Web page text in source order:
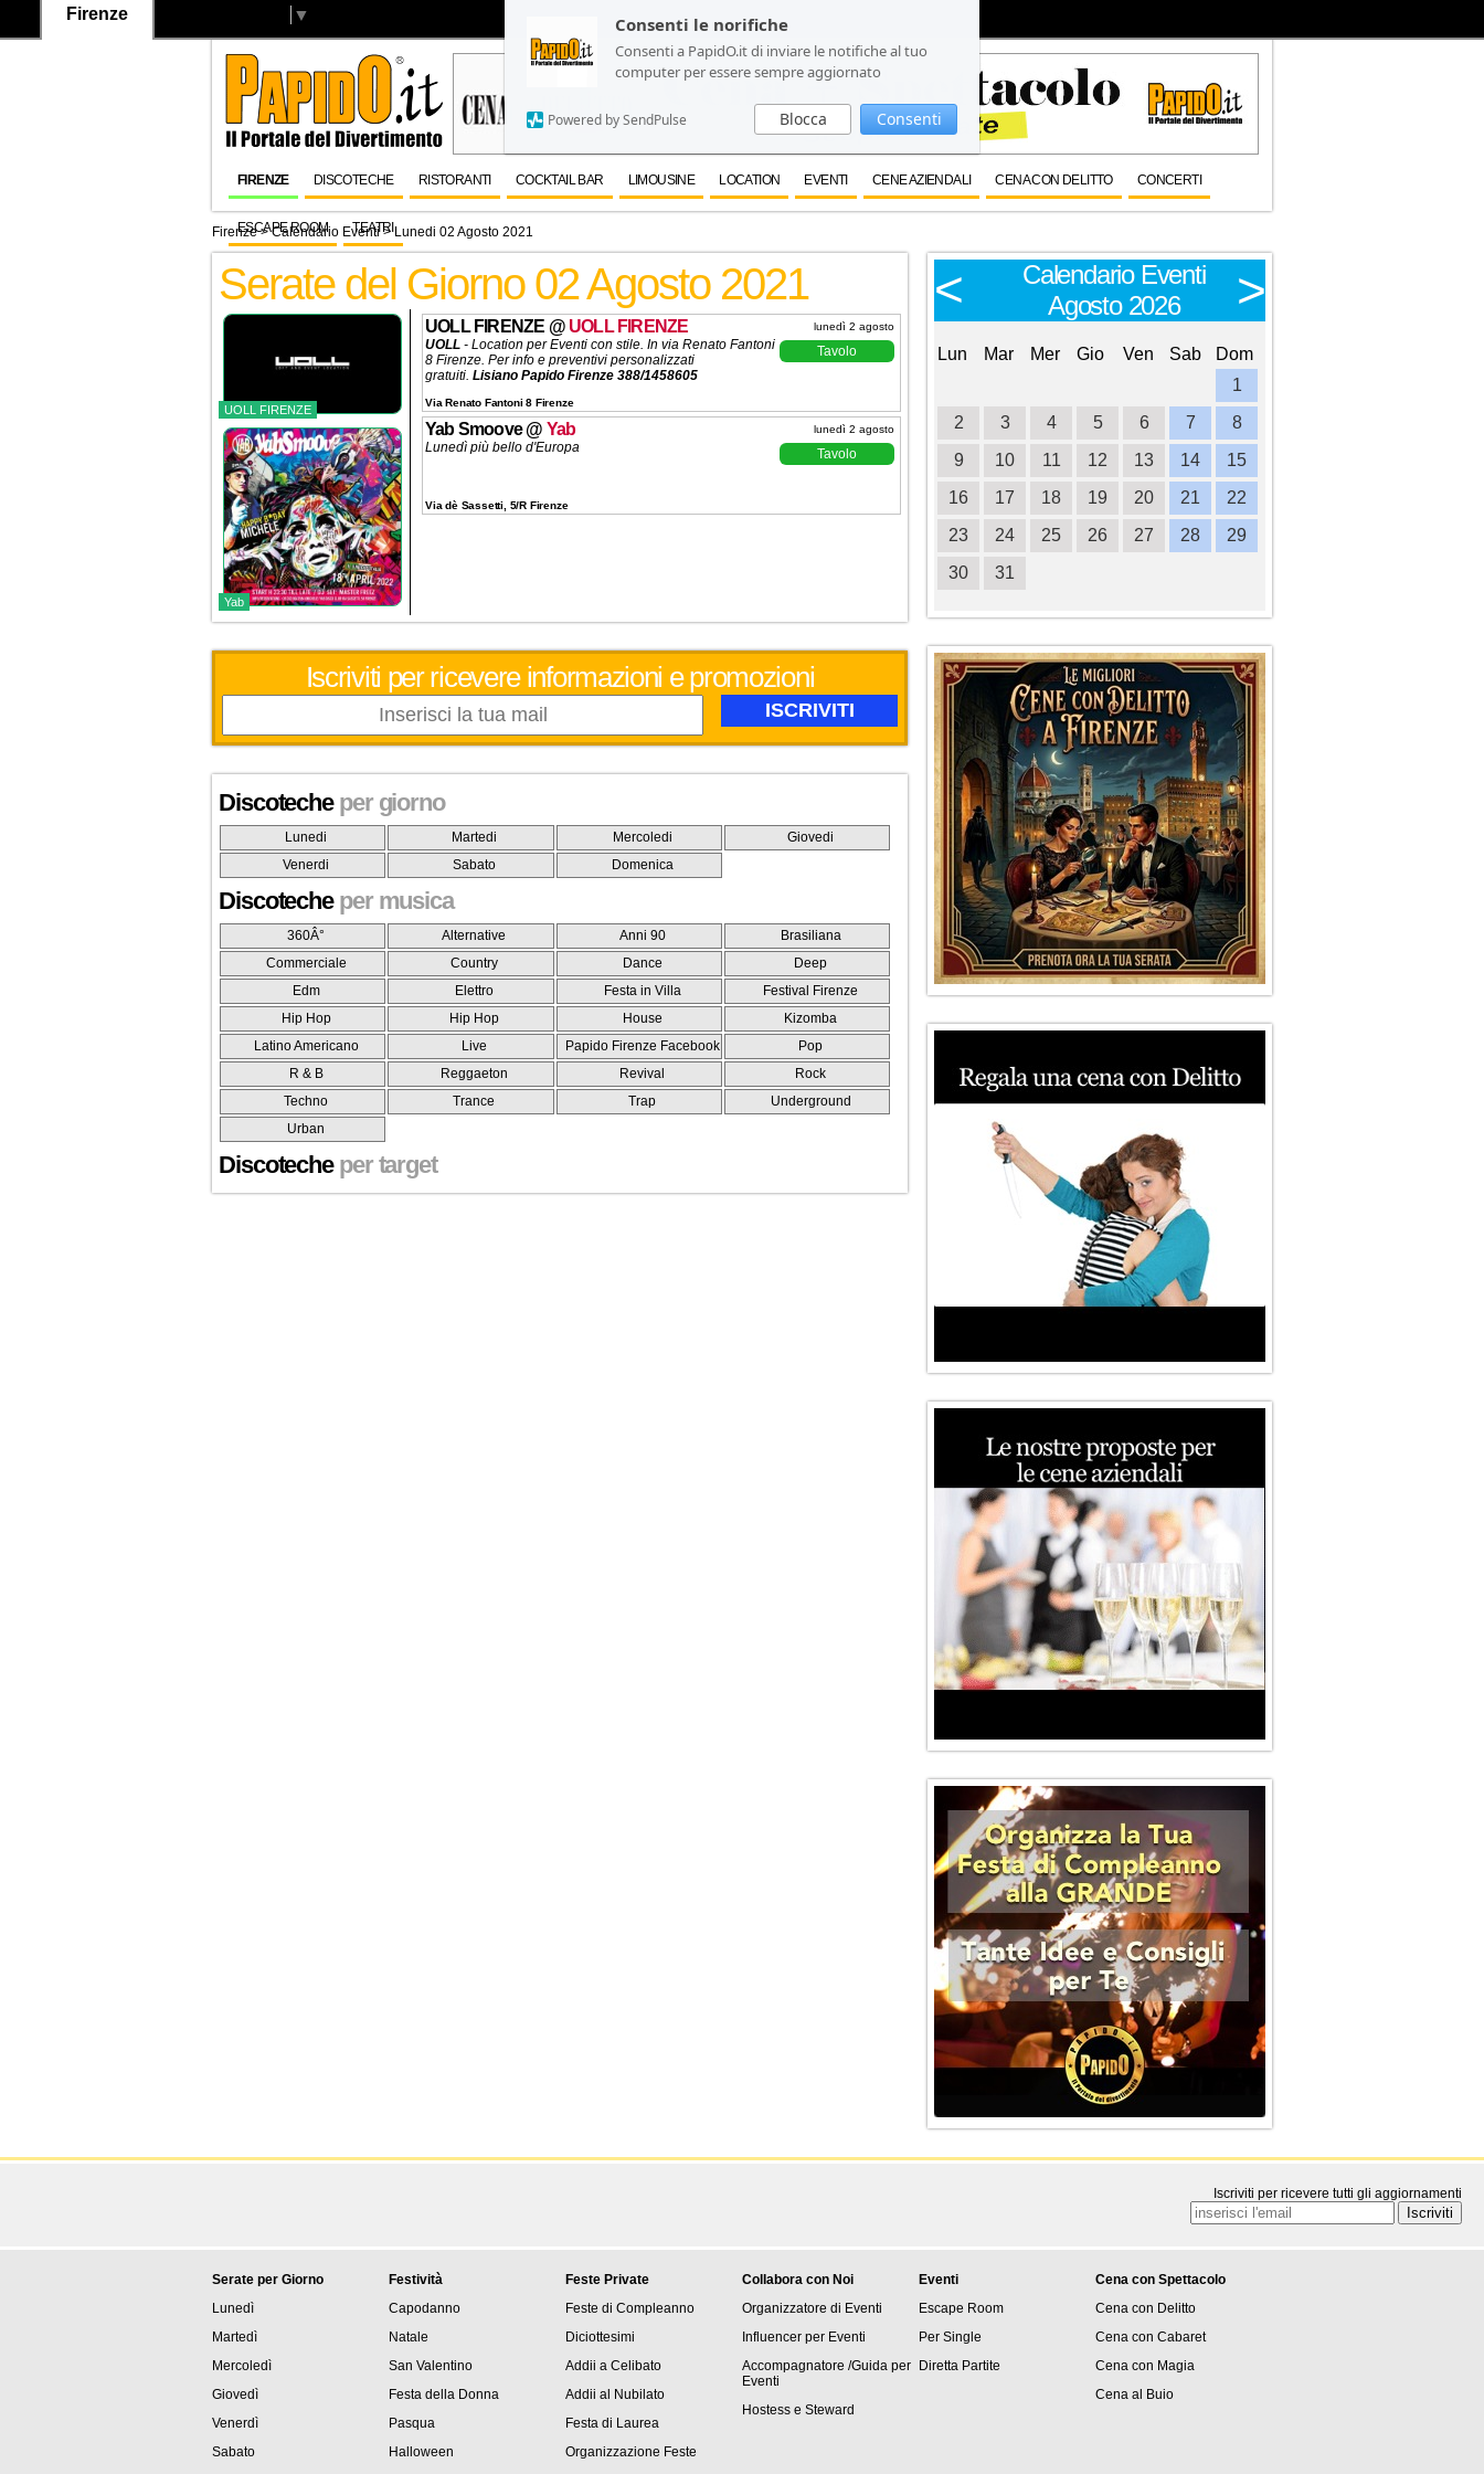
Consenti le norifiche
Consenti a PapidO.it di inviare le notifiche al tuo
computer per essere sempre aggiornato
Blocca Consenti
Powered by SendPulse
Consenti le norifiche
Consenti a PapidO.it di inviare le notifiche al tuo
computer per essere sempre aggiornato
Blocca Consenti
Powered by SendPulse
Firenze ▼
FIRENZE DISCOTECHE RISTORANTI COCKTAIL BAR LIMOUSINE LOCATION EVENTI CENE AZIENDALI CENA CON DELITTO CONCERTI
ESCAPE ROOM TEATRI
Firenze>Calendario Eventi> Lunedi 02 Agosto 2021
Serate del Giorno 02 Agosto 2021
UOLL FIRENZE
Yab
lunedì 2 agosto
UOLL FIRENZE @ UOLL FIRENZE
UOLL - Location per Eventi con stile. In via Renato Fantoni
8 Firenze. Per info e preventivi personalizzati
gratuiti. Lisiano Papido Firenze 388/1458605
Tavolo
Via Renato Fantoni 8 Firenze
lunedì 2 agosto
Yab Smoove@ Yab
Lunedì più bello d'Europa Tavolo
Via dè Sassetti, 5/R Firenze
Iscriviti per ricevere informazioni e promozioni
Discoteche per giorno
Lunedi Martedi Mercoledi
Giovedi
Venerdi
Sabato Domenica
Discoteche per musica
360Â° Alternative Anni 90
Brasiliana
Commerciale
Country Dance
Deep
Edm
Elettro Festa in Villa
Festival Firenze
Hip Hop
Hip Hop House
Kizomba
Latino Americano
Live Papido Firenze Facebook
Pop
R & B
Reggaeton Revival
Rock
Techno
Trance Trap
Underground
Urban
Discoteche per target
<
Calendario Eventi
Ottobre 2026
Lun Mar Mer Gio Ven Sab
Dom
4
5 6 7 8 9
10
15 16
<
Calendario Eventi
Agosto 2026
>
Lun Mar Mer Gio Ven Sab
Dom
1
2
3 4 5 6 7
8
9
10 11 12 13 14
15
16
17 18 19 20 21
22
23
24 25 26 27 28
29
30
31
Iscriviti per ricevere tutti gli aggiornamenti
Serate per Giorno
Lunedì
Martedì
Mercoledì
Giovedì
Venerdì
Sabato
Festività
Capodanno
Natale
San Valentino
Festa della Donna
Pasqua
Halloween
Feste Private
Feste di Compleanno
Diciottesimi
Addii a Celibato
Addii al Nubilato
Festa di Laurea
Organizzazione Feste
Collabora con Noi
Organizzatore di Eventi
Influencer per Eventi
Accompagnatore /Guida per
Eventi
Hostess e Steward
Eventi
Escape Room
Per Single
Diretta Partite
Cena con Spettacolo
Cena con Delitto
Cena con Cabaret
Cena con Magia
Cena al Buio